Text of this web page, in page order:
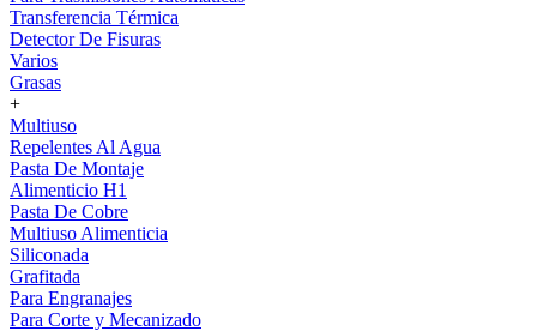
Transferencia Térmica
Detector De Fisuras
Varios
Grasas
+
Multiuso
Repelentes Al Agua
Pasta De Montaje
Alimenticio H1
Pasta De Cobre
Multiuso Alimenticia
Siliconada
Grafitada
Para Engranajes
Para Corte y Mecanizado